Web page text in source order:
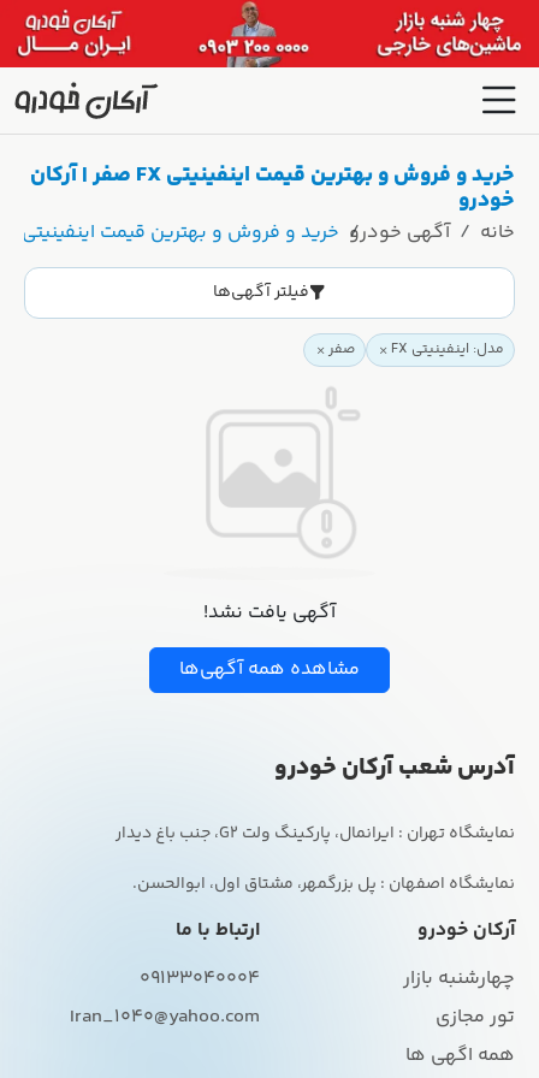
خرید و فروش و بهترین قیمت اینفینیتی FX صفر | آرکان
خودرو
خانه آگهی خودرو خرید و فروش و بهترین قیمت اینفینیتی FX صفر | آرکان خودرو
فیلتر آگهی‌ها
مدل: اینفینیتی FX صفر
آگهی یافت نشد!
مشاهده همه آگهی‌ها
آدرس شعب آرکان خودرو
نمایشگاه اصفهان : پل بزرگمهر، مشتاق اول، ابوالحسن.
آرکان خودرو
چهارشنبه بازار
تور مجازی
همه اگهی ها
ارتباط با ما
09133040004
Iran_1040@yahoo.com